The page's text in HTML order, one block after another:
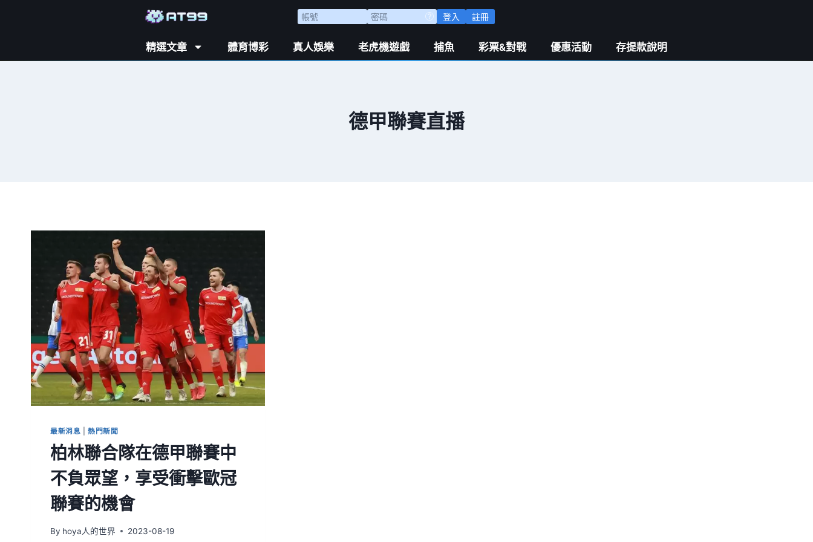
登入 註冊
精選文章 體育博彩 真人娛樂 老虎機遊戲 捕魚 彩票&對戰 優惠活動 存提款說明
德甲聯賽直播
最新消息 |熱門新聞
柏林聯合隊在德甲聯賽中
不負眾望，享受衝擊歐冠
聯賽的機會
By hoya人的世界 2023-08-19